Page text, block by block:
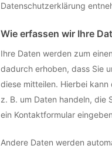
Datenschutzerklärung
Wie erfassen wir Ihre
Ihre Daten werden zum einen
dadurch erhoben, dass Sie
diese mitteilen. Hierbei kann
z. B. um Daten handeln, die
ein Kontaktformular
Andere Daten werden